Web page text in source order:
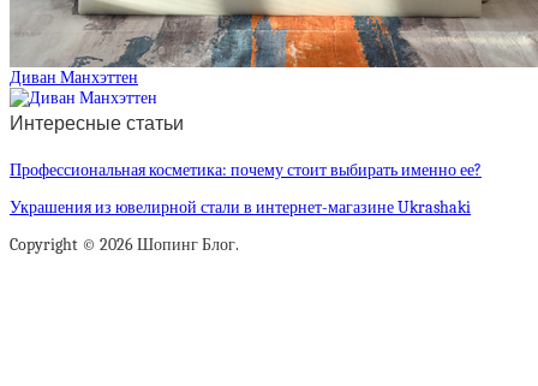
Диван Манхэттен
Интересные статьи
Профессиональная косметика: почему стоит выбирать именно ее?
Украшения из ювелирной стали в интернет-магазине Ukrashaki
Copyright © 2026 Шопинг Блог.